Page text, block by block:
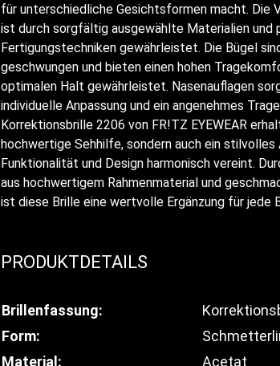
für unterschiedliche Gesichtsformen macht. Die
ist durch sorgfältig ausgewählte Materialien und
Fertigungstechniken gewährleistet. Die Bügel
geschwungen und bieten einen hohen
optimalen Halt gewährleistet. Nasenauflagen
individuelle Anpassung und ein angenehmes
Korrektionsbrille 2206 von FR!TZ EYEWEAR
hochwertige Sehhilfe, sondern auch ein stilvolles
Funktionalität und Design harmonisch vereint.
aus hochwertigem Rahmenmaterial und
ist diese Brille eine wertvolle Ergänzung für jede
PRODUKTDETAILS
Brillenfassung:
Form:
Material:
Acetat